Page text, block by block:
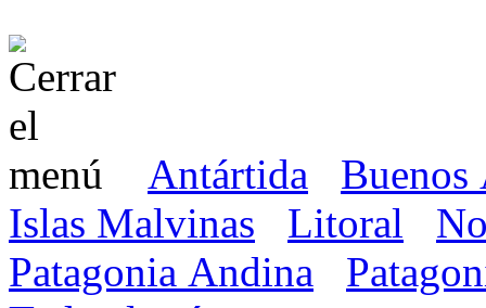
Antártida
Buenos
Islas Malvinas
Litoral
Patagonia Andina